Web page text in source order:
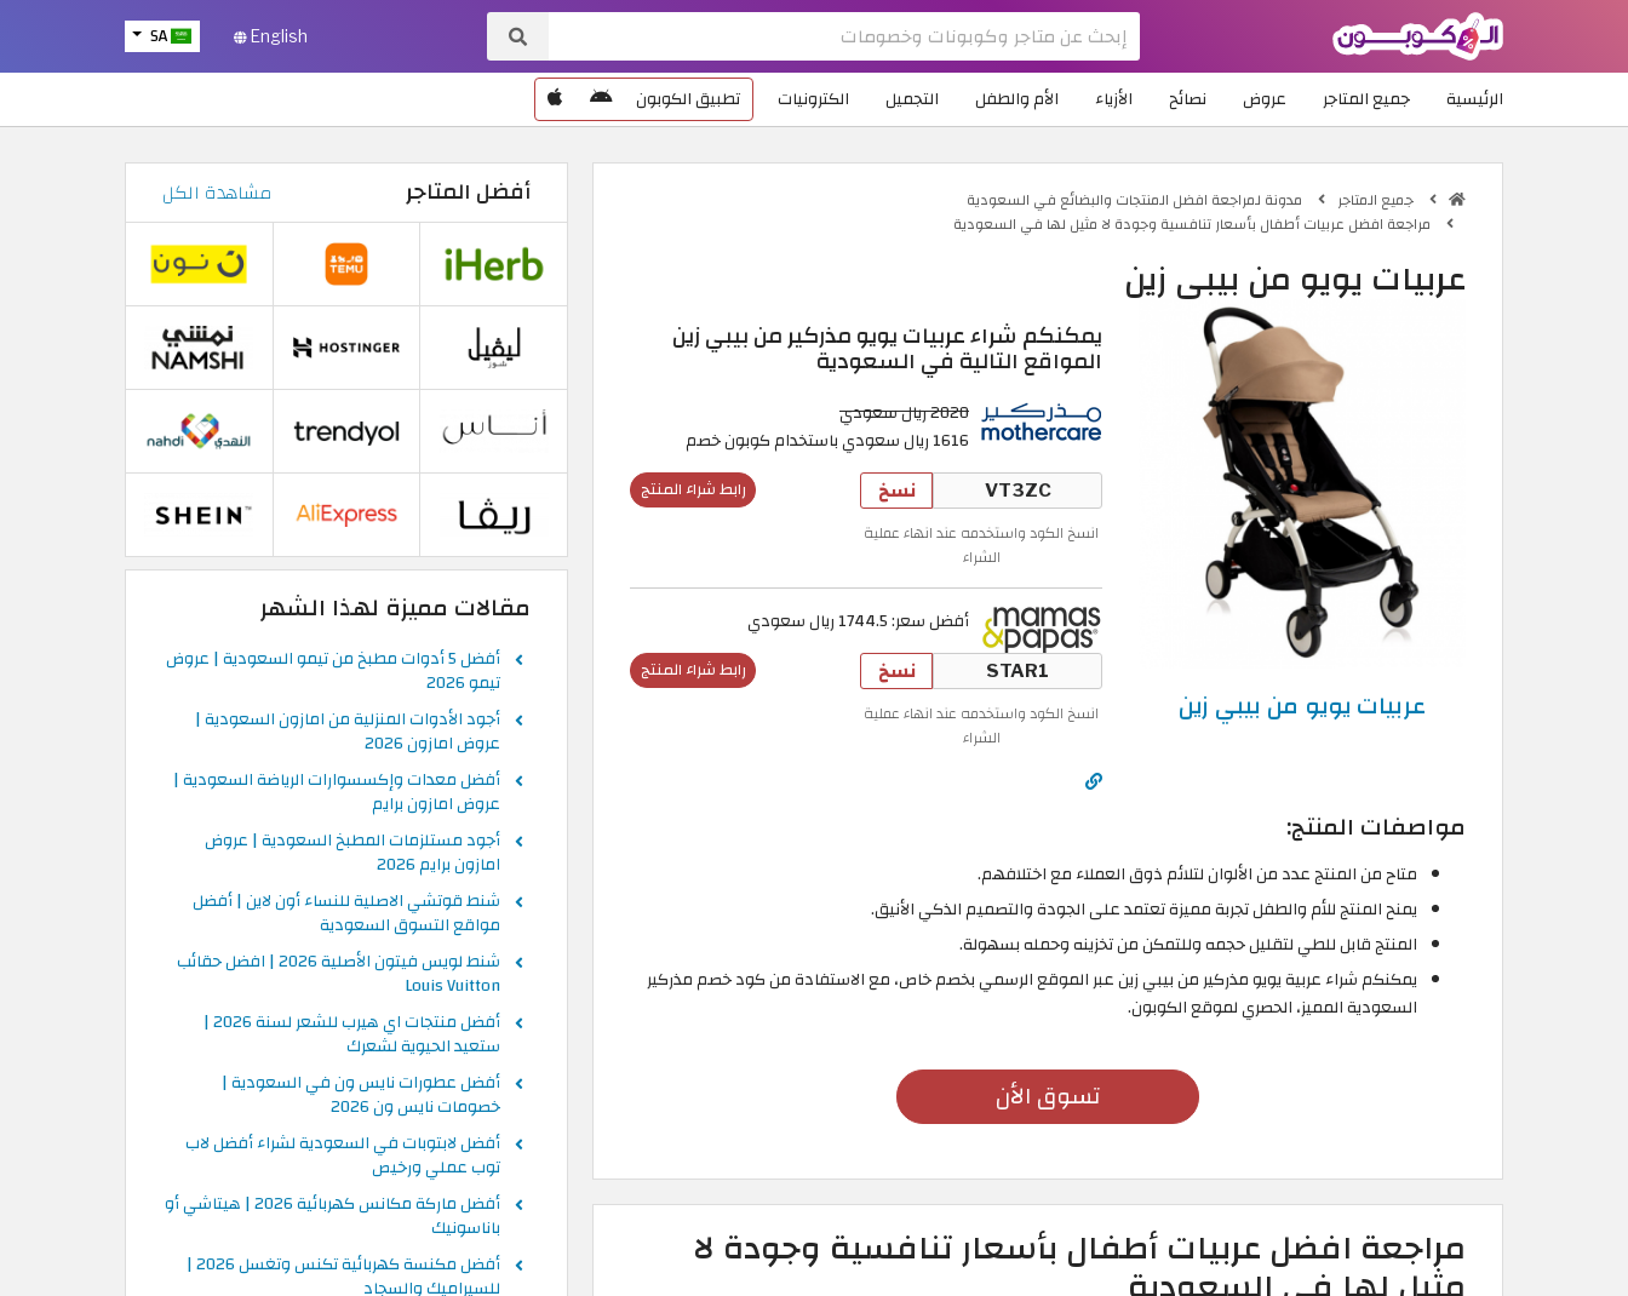
SA English
الرئيسية جميع المتاجر عروض نصائح الأزياء الأم والطفل التجميل الكترونيات تطبيق الكوبون
جميع المتاجر
مدونة لمراجعة افضل المنتجات والبضائع في السعودية
مراجعة افضل عربيات أطفال بأسعار تنافسية وجودة لا مثيل لها في السعودية
عربيات يويو من بيبي زين
عربيات يويو من بيبي زين
يمكنكم شراء عربيات يويو مذركير من بيبي زين
المواقع التالية في السعودية
2020 ريال سعودي
1616 ريال سعودي باستخدام كوبون خصم
رابط شراء المنتج نسخ
انسخ الكود واستخدمه عند انهاء عملية
الشراء
أفضل سعر: 1744.5 ريال سعودي
رابط شراء المنتج نسخ
انسخ الكود واستخدمه عند انهاء عملية
الشراء
مواصفات المنتج:
متاح من المنتج عدد من الألوان لتلائم ذوق العملاء مع اختلافهم.
يمنح المنتج للأم والطفل تجربة مميزة تعتمد على الجودة والتصميم الذكي الأنيق.
المنتج قابل للطي لتقليل حجمه وللتمكن من تخزينه وحمله بسهولة.
يمكنكم شراء عربية يويو مذركير من بيبي زين عبر الموقع الرسمي بخصم خاص، مع الاستفادة من كود خصم مذركير
السعودية المميز، الحصري لموقع الكوبون.
تسوق الأن
مراجعة افضل عربيات أطفال بأسعار تنافسية وجودة لا
أفضل المتاجر مشاهدة الكل
مقالات مميزة لهذا الشهر
أفضل 5 أدوات مطبخ من تيمو السعودية | عروض
تيمو 2026
أجود الأدوات المنزلية من امازون السعودية |
عروض امازون 2026
أفضل معدات وإكسسوارات الرياضة السعودية |
عروض امازون برايم
أجود مستلزمات المطبخ السعودية | عروض
امازون برايم 2026
شنط قوتشي الاصلية للنساء أون لاين | أفضل
مواقع التسوق السعودية
شنط لويس فيتون الأصلية 2026 | افضل حقائب
Louis Vuitton
أفضل منتجات اي هيرب للشعر لسنة 2026 |
ستعيد الحيوية لشعرك
أفضل عطورات نايس ون في السعودية |
خصومات نايس ون 2026
أفضل لابتوبات في السعودية لشراء أفضل لاب
توب عملي ورخيص
أفضل ماركة مكانس كهربائية 2026 | هيتاشي أو
باناسونيك
أفضل مكنسة كهربائية تكنس وتغسل 2026 |
للسيراميك والسجاد